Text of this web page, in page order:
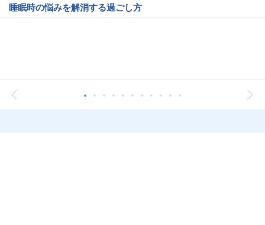
睡眠時の悩みを解消する過ごし方